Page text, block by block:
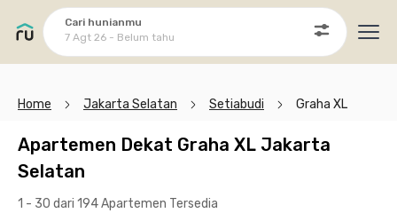
Cari hunianmu
7 Agt 26 - Belum tahu
Home Jakarta Selatan Setiabudi Graha XL
Apartemen Dekat Graha XL Jakarta
Selatan
1 - 30 dari 194 Apartemen Tersedia